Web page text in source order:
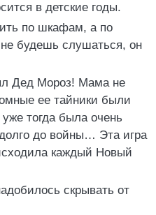
в детские годы.
по шкафам, а по
будешь слушаться, он
Дед Мороз! Мама не
ее тайники были
тогда была очень
до войны… Эта игра
каждый Новый
скрывать от